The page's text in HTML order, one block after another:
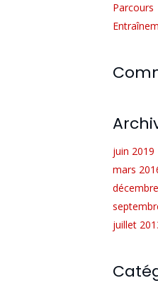
Parcours
juin 2019
mars
juillet